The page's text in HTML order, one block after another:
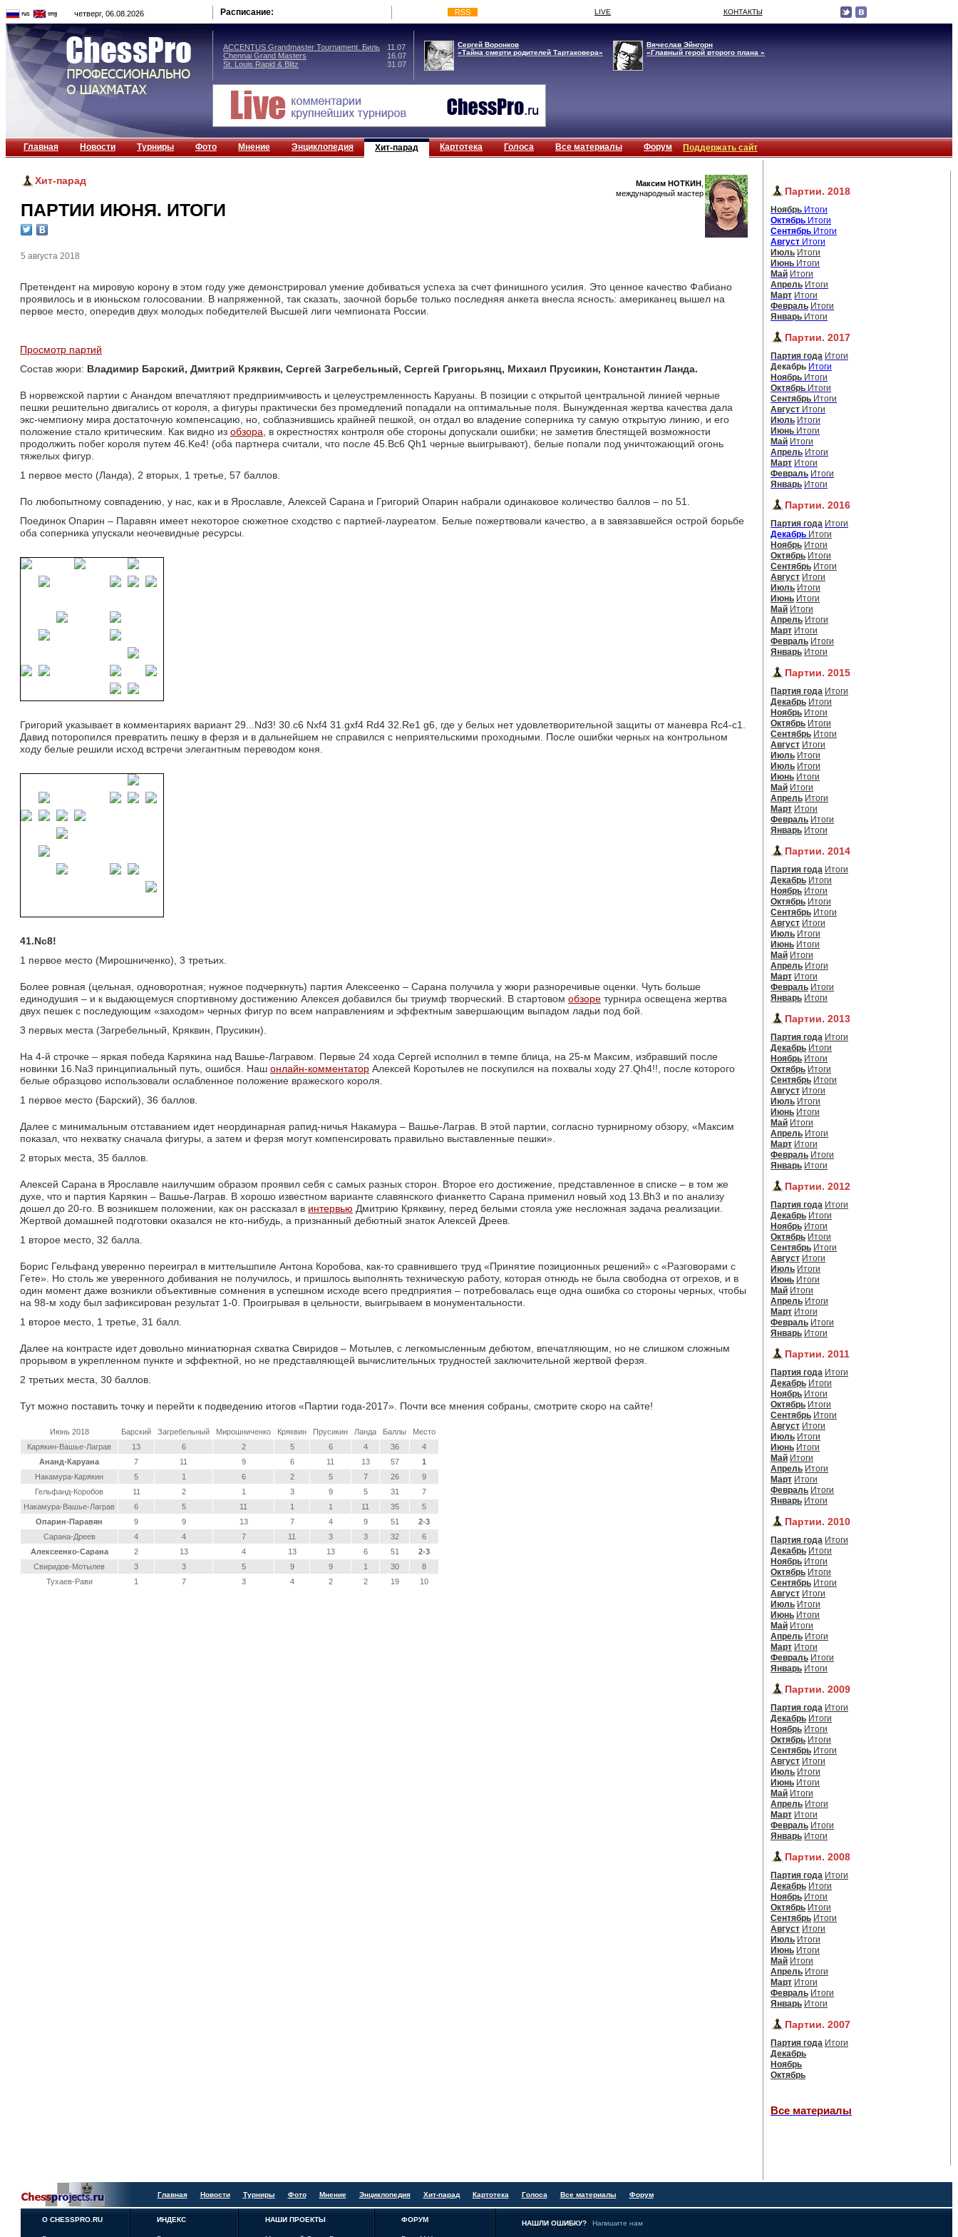
четверг, 06.08.2026 Расписание: RSS LIVE КОНТАКТЫ
ACCENTUS Grandmaster Tournament. Биль
11.07
Chennai Grand Masters
16.07
St. Louis Rapid & Blitz
31.07
Сергей Воронков
«Тайна смерти родителей Тартаковера»
Вячеслав Эйнгорн
«Главный герой второго плана »
Главная Новости Турниры Фото Мнение Энциклопедия Хит-парад Картотека Голоса Все материалы Форум Поддержать сайт
Хит-парад Максим НОТКИН
международный мастер
ПАРТИИ ИЮНЯ. ИТОГИ
5 августа 2018
Претендент на мировую корону в этом году уже демонстрировал умение добиваться успеха за счет финишного усилия. Это ценное качество Фабиано
проявилось и в июньском голосовании. В напряженной, так сказать, заочной борьбе только последняя анкета внесла ясность: американец вышел на
первое место, опередив двух молодых победителей Высшей лиги чемпионата России.
Просмотр партий
Состав жюри: Владимир Барский, Дмитрий Кряквин, Сергей Загребельный, Сергей Григорьянц, Михаил Прусикин, Константин Ланда.
В норвежской партии с Анандом впечатляют предприимчивость и целеустремленность Каруаны. В позиции с открытой центральной линией черные
пешки решительно двигались от короля, а фигуры практически без промедлений попадали на оптимальные поля. Вынужденная жертва качества дала
экс-чемпиону мира достаточную компенсацию, но, соблазнившись крайней пешкой, он отдал во владение соперника ту самую открытую линию, и его
положение стало критическим. Как видно из обзора , в окрестностях контроля обе стороны допускали ошибки; не заметив блестящей возможности
продолжить побег короля путем 46.Ke4! (оба партнера считали, что после 45.Bc6 Qh1 черные выигрывают), белые попали под уничтожающий огонь
тяжелых фигур.
1 первое место (Ланда), 2 вторых, 1 третье, 57 баллов.
По любопытному совпадению, у нас, как и в Ярославле, Алексей Сарана и Григорий Опарин набрали одинаковое количество баллов – по 51.
Поединок Опарин – Паравян имеет некоторое сюжетное сходство с партией-лауреатом. Белые пожертвовали качество, а в завязавшейся острой борьбе
оба соперника упускали неочевидные ресурсы.
Григорий указывает в комментариях вариант 29...Nd3! 30.c6 Nxf4 31.gxf4 Rd4 32.Re1 g6, где у белых нет удовлетворительной защиты от маневра Rc4-c1.
Давид поторопился превратить пешку в ферзя и в дальнейшем не справился с неприятельскими проходными. После ошибки черных на контрольном
ходу белые решили исход встречи элегантным переводом коня.
41.Nc8!
1 первое место (Мирошниченко), 3 третьих.
Более ровная (цельная, одноворотная; нужное подчеркнуть) партия Алексеенко – Сарана получила у жюри разноречивые оценки. Чуть больше
единодушия – и к выдающемуся спортивному достижению Алексея добавился бы триумф творческий. В стартовом обзоре турнира освещена жертва
двух пешек с последующим «заходом» черных фигур по всем направлениям и эффектным завершающим выпадом ладьи под бой.
3 первых места (Загребельный, Кряквин, Прусикин).
На 4-й строчке – яркая победа Карякина над Вашье-Лагравом. Первые 24 хода Сергей исполнил в темпе блица, на 25-м Максим, избравший после
новинки 16.Na3 принципиальный путь, ошибся. Наш онлайн-комментатор Алексей Коротылев не поскупился на похвалы ходу 27.Qh4!!, после которого
белые образцово использовали ослабленное положение вражеского короля.
1 первое место (Барский), 36 баллов.
Далее с минимальным отставанием идет неординарная рапид-ничья Накамура – Вашье-Лаграв. В этой партии, согласно турнирному обзору, «Максим
показал, что нехватку сначала фигуры, а затем и ферзя могут компенсировать правильно выставленные пешки».
2 вторых места, 35 баллов.
Алексей Сарана в Ярославле наилучшим образом проявил себя с самых разных сторон. Второе его достижение, представленное в списке – в том же
духе, что и партия Карякин – Вашье-Лаграв. В хорошо известном варианте славянского фианкетто Сарана применил новый ход 13.Bh3 и по анализу
дошел до 20-го. В возникшем положении, как он рассказал в интервью Дмитрию Кряквину, перед белыми стояла уже несложная задача реализации.
Жертвой домашней подготовки оказался не кто-нибудь, а признанный дебютный знаток Алексей Дреев.
1 второе место, 32 балла.
Борис Гельфанд уверенно переиграл в миттельшпиле Антона Коробова, как-то сравнившего труд «Принятие позиционных решений» с «Разговорами с
Гете». Но столь же уверенного добивания не получилось, и пришлось выполнять техническую работу, которая отнюдь не была свободна от огрехов, и в
один момент даже возникли объективные сомнения в успешном исходе всего предприятия – потребовалась еще одна ошибка со стороны черных, чтобы
на 98-м ходу был зафиксирован результат 1-0. Проигрывая в цельности, выигрываем в монументальности.
1 второе место, 1 третье, 31 балл.
Далее на контрасте идет довольно миниатюрная схватка Свиридов – Мотылев, с легкомысленным дебютом, впечатляющим, но не слишком сложным
прорывом в укрепленном пункте и эффектной, но не представляющей вычислительных трудностей заключительной жертвой ферзя.
2 третьих места, 30 баллов.
Тут можно поставить точку и перейти к подведению итогов «Партии года-2017». Почти все мнения собраны, смотрите скоро на сайте!
Июнь 2018 Барский Загребельный Мирошниченко Кряквин Прусикин Ланда Баллы
Место
Карякин-Вашье-Лаграв
13 6 2 5 6 4 36
4
Ананд-Каруана
7 11 9 6 11 13 57
1
Накамура-Карякин
5 1 6 2 5 7 26
9
Гельфанд-Коробов
11 2 1 3 9 5 31
7
Накамура-Вашье-Лаграв
6 5 11 1 1 11 35
5
Опарин-Паравян
9 9 13 7 4 9 51
2-3
Сарана-Дреев
4 4 7 11 3 3 32
6
Алексеенко-Сарана
2 13 4 13 13 6 51
2-3
Свиридов-Мотылев
3 3 5 9 9 1 30
8
Тухаев-Рави
1 7 3 4 2 2 19 10
Партии. 2018
Ноябрь Итоги
Октябрь Итоги
Сентябрь Итоги
Август Итоги
Июль Итоги
Июнь Итоги
Май Итоги
Апрель Итоги
Март Итоги
Февраль Итоги
Январь Итоги
Партии. 2017
Партия года Итоги
Декабрь Итоги
Ноябрь Итоги
Октябрь Итоги
Сентябрь Итоги
Август Итоги
Июль Итоги
Июнь Итоги
Май Итоги
Апрель Итоги
Март Итоги
Февраль Итоги
Январь Итоги
Партии. 2016
Партия года Итоги
Декабрь Итоги
Ноябрь Итоги
Октябрь Итоги
Сентябрь Итоги
Август Итоги
Июль Итоги
Июнь Итоги
Май Итоги
Апрель Итоги
Март Итоги
Февраль Итоги
Январь Итоги
Партии. 2015
Партия года Итоги
Декабрь Итоги
Ноябрь Итоги
Октябрь Итоги
Сентябрь Итоги
Август Итоги
Июль Итоги
Июль Итоги
Июнь Итоги
Май Итоги
Апрель Итоги
Март Итоги
Февраль Итоги
Январь Итоги
Партии. 2014
Партия года Итоги
Декабрь Итоги
Ноябрь Итоги
Октябрь Итоги
Сентябрь Итоги
Август Итоги
Июль Итоги
Июнь Итоги
Май Итоги
Апрель Итоги
Март Итоги
Февраль Итоги
Январь Итоги
Партии. 2013
Партия года Итоги
Декабрь Итоги
Ноябрь Итоги
Октябрь Итоги
Сентябрь Итоги
Август Итоги
Июль Итоги
Июнь Итоги
Май Итоги
Апрель Итоги
Март Итоги
Февраль Итоги
Январь Итоги
Партии. 2012
Партия года Итоги
Декабрь Итоги
Ноябрь Итоги
Октябрь Итоги
Сентябрь Итоги
Август Итоги
Июль Итоги
Июнь Итоги
Май Итоги
Апрель Итоги
Март Итоги
Февраль Итоги
Январь Итоги
Партии. 2011
Партия года Итоги
Декабрь Итоги
Ноябрь Итоги
Октябрь Итоги
Сентябрь Итоги
Август Итоги
Июль Итоги
Июнь Итоги
Май Итоги
Апрель Итоги
Март Итоги
Февраль Итоги
Январь Итоги
Партии. 2010
Партия года Итоги
Декабрь Итоги
Ноябрь Итоги
Октябрь Итоги
Сентябрь Итоги
Август Итоги
Июль Итоги
Июнь Итоги
Май Итоги
Апрель Итоги
Март Итоги
Февраль Итоги
Январь Итоги
Партии. 2009
Партия года Итоги
Декабрь Итоги
Ноябрь Итоги
Октябрь Итоги
Сентябрь Итоги
Август Итоги
Июль Итоги
Июнь Итоги
Май Итоги
Апрель Итоги
Март Итоги
Февраль Итоги
Январь Итоги
Партии. 2008
Партия года Итоги
Декабрь Итоги
Ноябрь Итоги
Октябрь Итоги
Сентябрь Итоги
Август Итоги
Июль Итоги
Июнь Итоги
Май Итоги
Апрель Итоги
Март Итоги
Февраль Итоги
Январь Итоги
Партии. 2007
Партия года Итоги
Декабрь
Ноябрь
Октябрь
Все материалы
Главная Новости Турниры Фото Мнение Энциклопедия Хит-парад Картотека Голоса Все материалы Форум
О CHESSPRO.RU ИНДЕКС НАШИ ПРОЕКТЫ ФОРУМ НАШЛИ ОШИБКУ? Напишите нам